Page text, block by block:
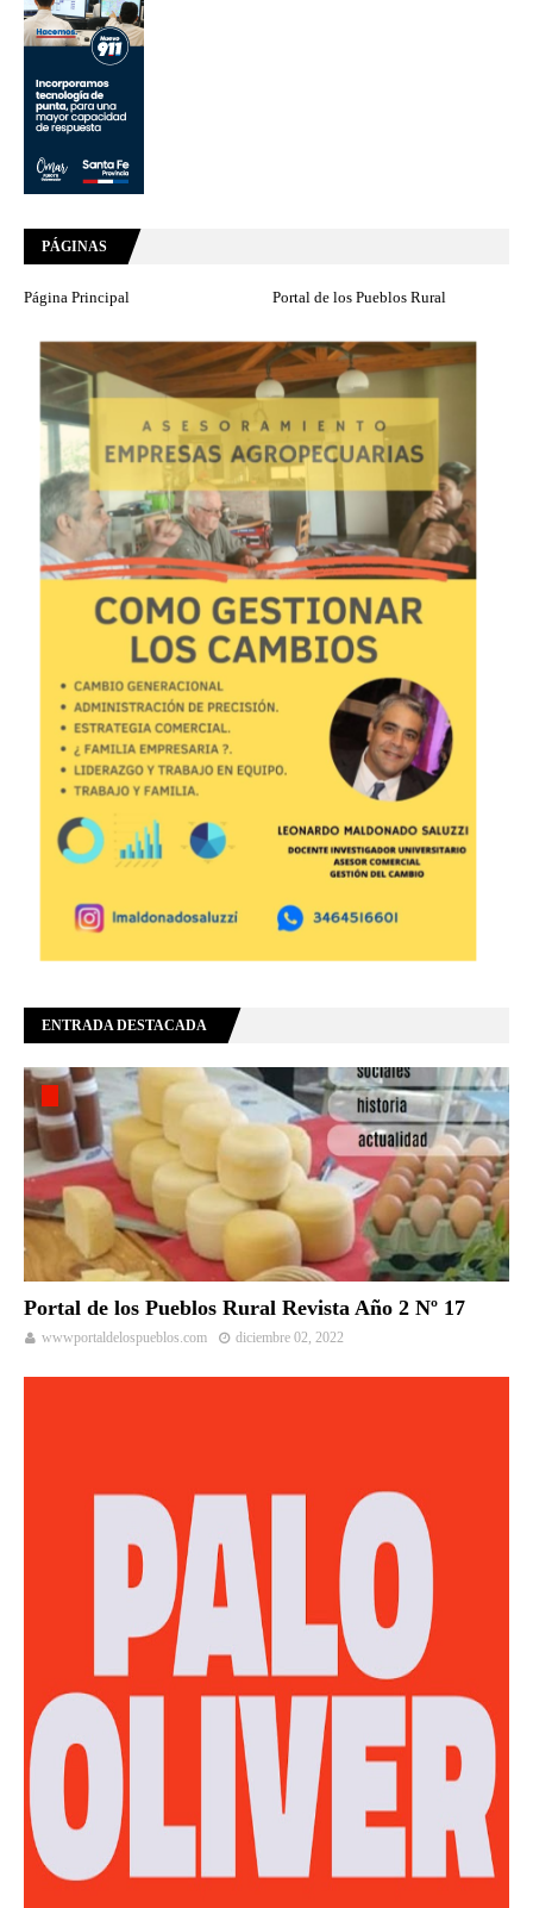
PÁGINAS
Página Principal Portal de los Pueblos Rural
ENTRADA DESTACADA
Portal de los Pueblos Rural Revista Año 2 Nº 17
wwwportaldelospueblos.com diciembre 02, 2022